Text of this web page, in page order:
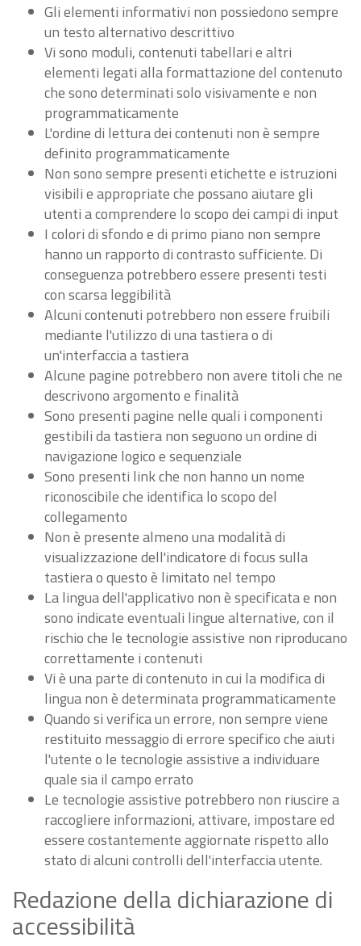
Gli elementi informativi non possiedono sempre
un testo alternativo descrittivo
Vi sono moduli, contenuti tabellari e altri
elementi legati alla formattazione del contenuto
che sono determinati solo visivamente e non
programmaticamente
L'ordine di lettura dei contenuti non è sempre
definito programmaticamente
Non sono sempre presenti etichette e istruzioni
visibili e appropriate che possano aiutare gli
utenti a comprendere lo scopo dei campi di input
I colori di sfondo e di primo piano non sempre
hanno un rapporto di contrasto sufficiente. Di
conseguenza potrebbero essere presenti testi
con scarsa leggibilità
Alcuni contenuti potrebbero non essere fruibili
mediante l'utilizzo di una tastiera o di
un'interfaccia a tastiera
Alcune pagine potrebbero non avere titoli che ne
descrivono argomento e finalità
Sono presenti pagine nelle quali i componenti
gestibili da tastiera non seguono un ordine di
navigazione logico e sequenziale
Sono presenti link che non hanno un nome
riconoscibile che identifica lo scopo del
collegamento
Non è presente almeno una modalità di
visualizzazione dell'indicatore di focus sulla
tastiera o questo è limitato nel tempo
La lingua dell'applicativo non è specificata e non
sono indicate eventuali lingue alternative, con il
rischio che le tecnologie assistive non riproducano
correttamente i contenuti
Vi è una parte di contenuto in cui la modifica di
lingua non è determinata programmaticamente
Quando si verifica un errore, non sempre viene
restituito messaggio di errore specifico che aiuti
l'utente o le tecnologie assistive a individuare
quale sia il campo errato
Le tecnologie assistive potrebbero non riuscire a
raccogliere informazioni, attivare, impostare ed
essere costantemente aggiornate rispetto allo
stato di alcuni controlli dell'interfaccia utente.
Redazione della dichiarazione di
accessibilità